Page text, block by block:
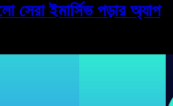
ইমার্সিভ পড়ার অ্যাপ